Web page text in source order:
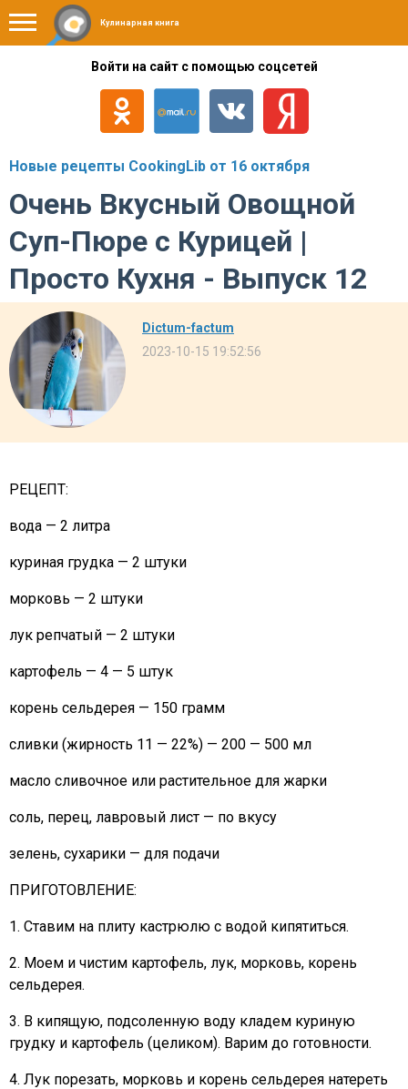
Кулинарная книга
Войти на сайт с помощью соцсетей
Новые рецепты CookingLib от 16 октября
Очень Вкусный Овощной
Суп-Пюре с Курицей |
Просто Кухня - Выпуск 12
Dictum-factum
2023-10-15 19:52:56
РЕЦЕПТ:
вода — 2 литра
куриная грудка — 2 штуки
морковь — 2 штуки
лук репчатый — 2 штуки
картофель — 4 — 5 штук
корень сельдерея — 150 грамм
сливки (жирность 11 — 22%) — 200 — 500 мл
масло сливочное или растительное для жарки
соль, перец, лавровый лист — по вкусу
зелень, сухарики — для подачи
ПРИГОТОВЛЕНИЕ:
1. Ставим на плиту кастрюлю с водой кипятиться.
2. Моем и чистим картофель, лук, морковь, корень
сельдерея.
3. В кипящую, подсоленную воду кладем куриную
грудку и картофель (целиком). Варим до готовности.
4. Лук порезать, морковь и корень сельдерея натереть